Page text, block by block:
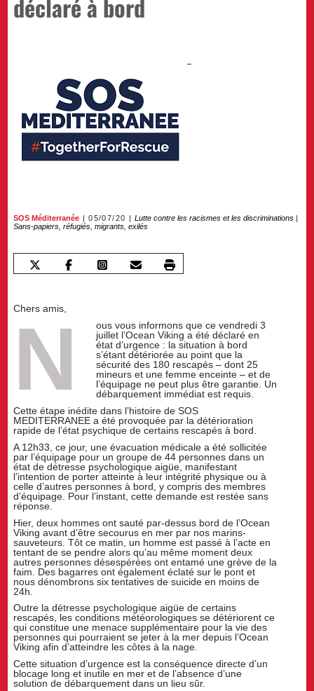
SOS Méditerranée 05/07/20 Lutte contre les racismes et les discriminations
Sans-papiers, réfugiés, migrants, exilés
Chers amis,
N
ous vous informons que ce vendredi 3
juillet l’Ocean Viking a été déclaré en
état d’urgence : la situation à bord
s’étant détériorée au point que la
sécurité des 180 rescapés – dont 25
mineurs et une femme enceinte – et de
l’équipage ne peut plus être garantie. Un
débarquement immédiat est requis.
Cette étape inédite dans l’histoire de SOS
MEDITERRANEE a été provoquée par la détérioration
rapide de l’état psychique de certains rescapés à bord.
A 12h33, ce jour, une évacuation médicale a été sollicitée
par l’équipage pour un groupe de 44 personnes dans un
état de détresse psychologique aigüe, manifestant
l’intention de porter atteinte à leur intégrité physique ou à
celle d’autres personnes à bord, y compris des membres
d’équipage. Pour l’instant, cette demande est restée sans
réponse.
Hier, deux hommes ont sauté par-dessus bord de l’Ocean
Viking avant d’être secourus en mer par nos marins-
sauveteurs. Tôt ce matin, un homme est passé à l’acte en
tentant de se pendre alors qu’au même moment deux
autres personnes désespérées ont entamé une grève de la
faim. Des bagarres ont également éclaté sur le pont et
nous dénombrons six tentatives de suicide en moins de
24h.
Outre la détresse psychologique aigüe de certains
rescapés, les conditions météorologiques se détériorent ce
qui constitue une menace supplémentaire pour la vie des
personnes qui pourraient se jeter à la mer depuis l’Ocean
Viking afin d’atteindre les côtes à la nage.
Cette situation d’urgence est la conséquence directe d’un
blocage long et inutile en mer et de l’absence d’une
solution de débarquement dans un lieu sûr.